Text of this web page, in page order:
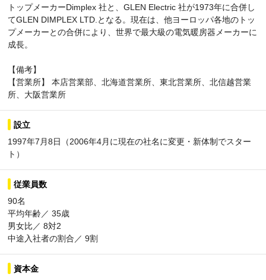
トップメーカーDimplex 社と、GLEN Electric 社が1973年に合併し
てGLEN DIMPLEX LTD.となる。現在は、他ヨーロッパ各地のトッ
プメーカーとの合併により、世界で最大級の電気暖房器メーカーに
成長。
【備考】
【営業所】 本店営業部、北海道営業所、東北営業所、北信越営業
所、大阪営業所
設立
1997年7月8日（2006年4月に現在の社名に変更・新体制でスター
ト）
従業員数
90名
平均年齢／ 35歳
男女比／ 8対2
中途入社者の割合／ 9割
資本金